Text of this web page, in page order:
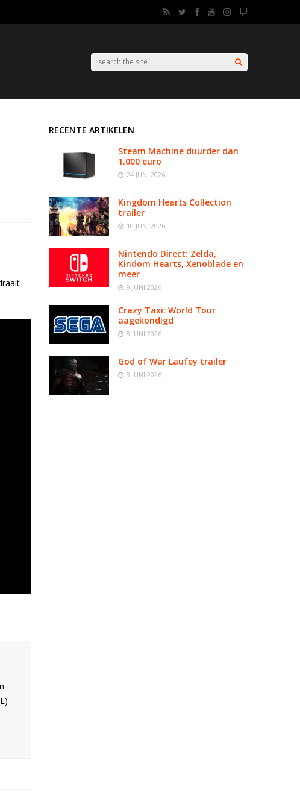
RECENTE ARTIKELEN
Steam Machine duurder dan
1.000 euro
24 JUNI 2026
Kingdom Hearts Collection
trailer
10 JUNI 2026
Nintendo Direct: Zelda,
Kindom Hearts, Xenoblade en
meer
9 JUNI 2026
Crazy Taxi: World Tour
aagekondigd
8 JUNI 2026
God of War Laufey trailer
3 JUNI 2026